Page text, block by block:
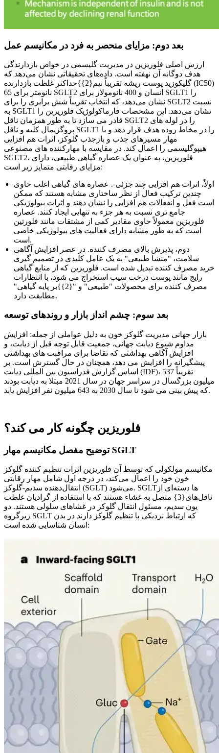
بعد دوم: مزایای منحصر به فرد در مکانیسم عمل
ارزش اصلی فلوریزین در مدیریت گلیسمی در خواص بازدارندگی
هدف دوگانه آن نهفته است. داده‌های تحقیقاتی نشان می‌دهد که
گلیکوزید پوست ریشه تقریباً نیم{2}}حداکثر غلظت بازدارنده (IC50)
65 نانومتر برای SGLT2 انسان و 400 نانومولار برای SGLT1 را
نشان می‌دهد، که انتخاب تقریباً شش برابری را برای SGLT2 نسبت
به SGLT1 نشان می‌دهد. این مشخصات فارماکولوژیک فلوریزین را
قادر می سازد تا به طور همزمان ناقل SGLT2 را در لوله های
پروگزیمال کلیه و ناقل SGLT1 را در مخاط روده هدف قرار دهد و با
مهار مسیرهای جذب و بازجذب گلوکز، اثرات هم افزایی
هیپوگلیسمی را اعمال کند. در مقایسه با مهارکننده های مصنوعی
SGLT2، فلوریزین، به عنوان یک عصاره گیاهی طبیعی، دارای
مزایای رقابتی متمایز زیر است:
اولاً، اثرات هم افزایی چند جزئی-. عصاره های گیاهی اغلب حاوی
چندین ترکیب فعال از نظر ساختاری مشابه هستند که ممکن
است فعل و انفعالات هم افزایی را نشان دهند و اثرات بیولوژیکی
جامع تری نسبت به هر جزء به تنهایی ایجاد کنند. عصاره
فلوریزین معمولاً حاوی مقادیر کمی از مشتقات مانند فلورتین
است که به طور مشابه دارای فعالیت های بیولوژیکی خاصی
است.
دوم، پذیرش بالای مصرف کننده. در عصر افزایش آگاهی
سلامت، "منشا طبیعی" به یک عامل کلیدی در تصمیم گیری
خرید مصرف کننده تبدیل شده است. فلوریزین که از منابع گیاهی
رایج مانند پوست درخت سیب استخراج می شود، با انتظارات
مصرف کننده برای محصولات "طبیعی" و "{2}}بر پایه گیاهی"
مطابقت دارد.
بعد سوم: چشم انداز بازار و روندهای توسعه
بازار جهانی مدیریت گلوکز خون به دلیل عواملی از جمله: افزایش
مداوم شیوع دیابت جهانی، جمعیت قابل توجه قبل از دیابت، و
افزایش آگاهی بهداشتی که تقاضا برای مراقبت های بهداشتی
پیشگیرانه را افزایش می دهد، همچنان در حال گسترش است. بر
اساس گزارش فدراسیون بین المللی دیابت (IDF)، تقریباً 537
میلیون بزرگسال در سراسر جهان در سال 2021 مبتلا به دیابت بودند
که پیش بینی می شود تا سال 2030 به 643 میلیون نفر افزایش یابد.
فلوریزین چگونه کار می کند؟
توضیح مفصل مکانیسم مهار SGLT
مکانیسم مولکولی که توسط آن فلوریزین اثرات تنظیم کننده گلوکز
خون خود را اعمال می‌کند، در درجه اول شامل مهار رقابتی
انتقال‌دهنده سدیم-گلوکز (SGLT) می‌شود. SGLTها دسته‌ای از
ناقل‌های{3} متصل به غشاء هستند که با استفاده از گرادیان غلظت
یون سدیم، مسئول انتقال گلوکز در غشاهای سلولی هستند. دو
زیرگروه SGLT که ارتباط نزدیکی با تنظیم گلوکز دارند در بدن
انسان شناسایی شده است: